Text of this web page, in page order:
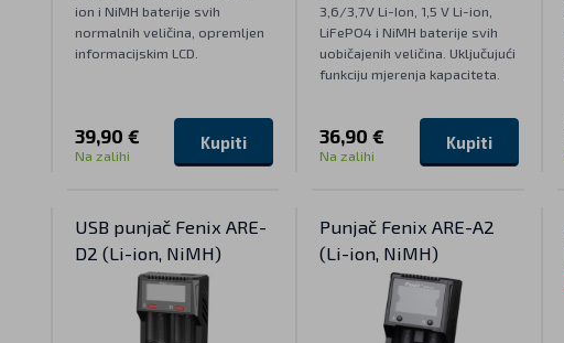
ion i NiMH baterije svih
normalnih veličina, opremljen
informacijskim LCD.
39,90 €
Na zalihi
Kupiti
3,6/3,7V Li-Ion, 1,5 V Li-ion,
LiFePO4 i NiMH baterije svih
uobičajenih veličina. Uključujući
funkciju mjerenja kapaciteta.
36,90 €
Na zalihi
Kupiti
USB punjač Fenix ARE-
D2 (Li-ion, NiMH)
Punjač Fenix ARE-A2
(Li-ion, NiMH)